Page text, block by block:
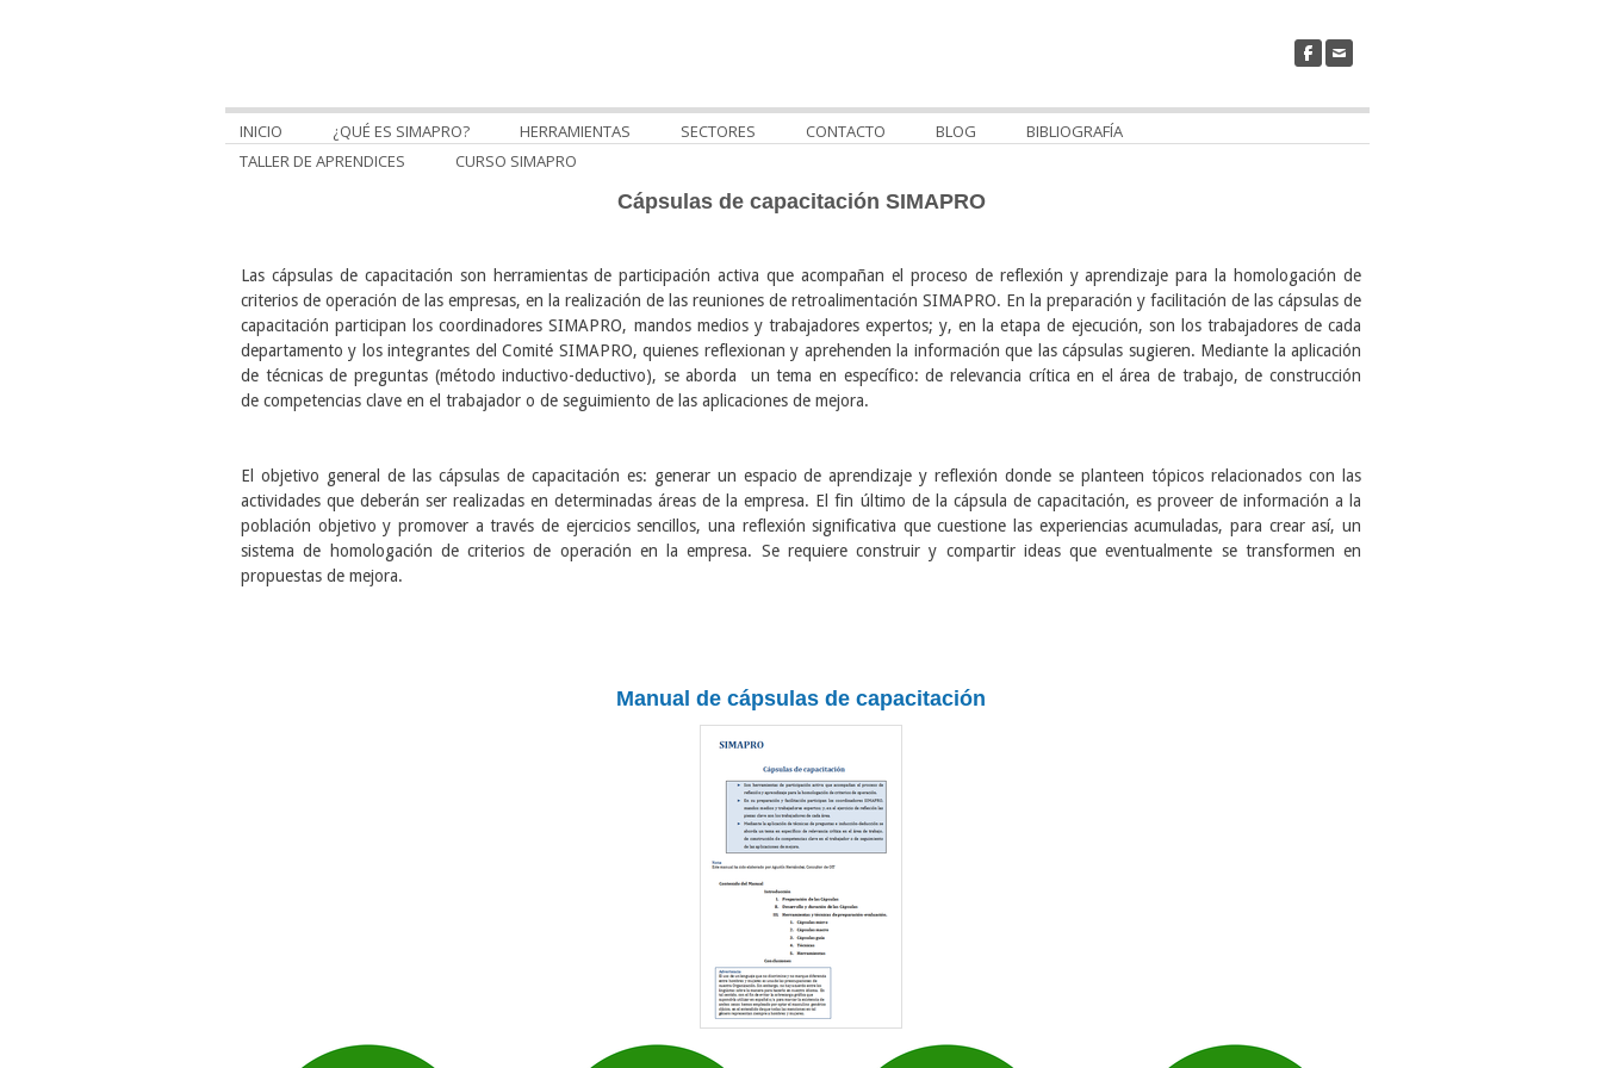
INICIO ¿QUÉ ES SIMAPRO? HERRAMIENTAS SECTORES CONTACTO BLOG
BIBLIOGRAFÍA
TALLER DE APRENDICES
CURSO SIMAPRO
Cápsulas de capacitación SIMAPRO
Las cápsulas de capacitación son herramientas de participación activa que acompañan el proceso de reflexión y aprendizaje para la homologación de
criterios de operación de las empresas, en la realización de las reuniones de retroalimentación SIMAPRO. En la preparación y facilitación de las cápsulas de
capacitación participan loscoordinadores SIMAPRO, mandos medios y trabajadores expertos; y, en la etapa de ejecución, son los trabajadores de cada
departamento y los integrantes del Comité SIMAPRO, quienes reflexionan y aprehenden la información que las cápsulas sugieren. Mediante la aplicación
de técnicas de preguntas (método inductivo-deductivo), se aborda un tema en específico: de relevancia crítica en el área de trabajo, de construcción
de competencias clave en el trabajador o de seguimiento de las aplicaciones de mejora.
El objetivo general de las cápsulas de capacitación es: generar un espacio de aprendizajey reflexión donde se planteen tópicos relacionados con las
actividades que deberánser realizadas en determinadas áreas de la empresa. El fin último de la cápsula de capacitación, es proveer de información a la
población objetivo y promover a través de ejercicios sencillos, una reflexión significativa que cuestione las experiencias acumuladas,para crear así, un
sistema de homologación de criterios de operación en la empresa. Se requiere construir y compartir ideas que eventualmente se transformen en
propuestas de mejora.
Manual de cápsulas de capacitación